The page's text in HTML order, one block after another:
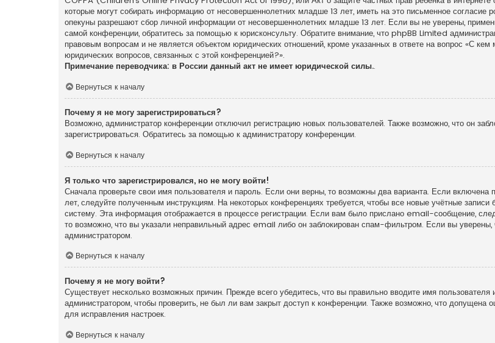
которые могут собирать информацию от несовершеннолетних младше 13 лет, иметь на это письменное согласие
опекуны разрешают сбор личной информации от несовершеннолетних младше 13 лет. Если вы не уверены,
самой конференции, обратитесь за помощью к юрисконсульту. Обратите внимание, что phpBB Limited
правовым вопросам и не является объектом юридических отношений, кроме указанных в ответе на вопрос «С
юридических вопросов, связанных с этой конференцией?».
Примечание переводчика: в России данный акт не имеет юридической силы..
Вернуться к началу
Почему я не могу зарегистрироваться?
Возможно, администратор конференции отключил регистрацию новых пользователей. Также возможно, что он
зарегистрироваться. Обратитесь за помощью к администратору конференции.
Вернуться к началу
Я только что зарегистрировался, но не могу войти!
Сначала проверьте свои имя пользователя и пароль. Если они верны, то возможны два варианта. Если включена
лет, следуйте полученным инструкциям. На некоторых конференциях требуется, чтобы все новые учётные
систему. Эта информация отображается в процессе регистрации. Если вам было прислано email-сообщение,
то возможно, что вы указали неправильный адрес email либо он заблокирован спам-фильтром. Если вы
администратором.
Вернуться к началу
Почему я не могу войти?
Существует несколько возможных причин. Прежде всего убедитесь, что вы правильно вводите имя
администратором, чтобы проверить, не был ли вам закрыт доступ к конференции. Также возможно, что допущена
для исправления настроек.
Вернуться к началу